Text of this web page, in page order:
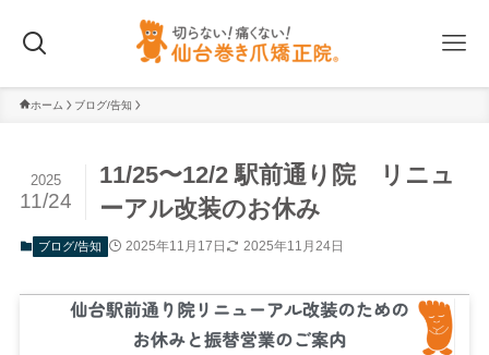
ホーム ブログ/告知
11/25〜12/2 駅前通り院 リニュ
ーアル改装のお休み
2025
11/24
ブログ/告知 2025年11月17日 2025年11月24日